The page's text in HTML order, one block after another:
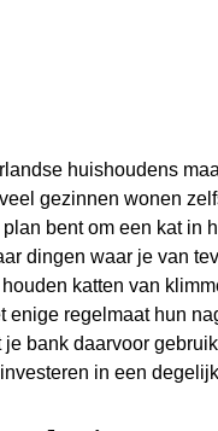
huishoudens
gezinnen wonen
bent om een kat in
dingen waar je van
katten van
enige regelmaat hun
je bank daarvoor
in een